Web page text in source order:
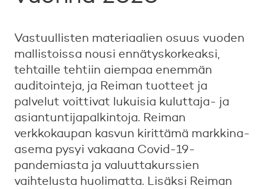
Vastuullisten materiaalien osuus vuoden
mallistoissa nousi ennätyskorkeaksi,
tehtaille tehtiin aiempaa enemmän
auditointeja, ja Reiman tuotteet ja
palvelut voittivat lukuisia kuluttaja- ja
asiantuntijapalkintoja. Reiman
verkkokaupan kasvun kirittämä markkina-
asema pysyi vakaana Covid-19-
pandemiasta ja valuuttakurssien
vaihtelusta huolimatta. Lisäksi Reiman